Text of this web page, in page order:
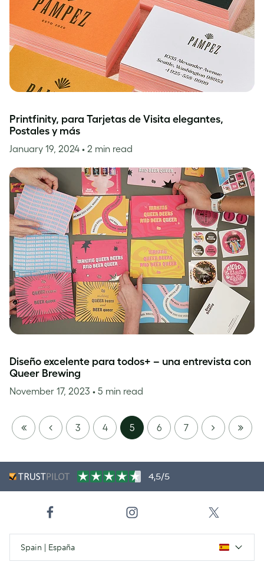
Printfinity, para Tarjetas de Visita elegantes,
Postales y más
January 19, 2024 • 2 min read
Diseño excelente para todos+ – una entrevista con
Queer Brewing
November 17, 2023 • 5 min read
FIRST
PAGE
PREVIOUS
3 4 5 6 7 NEXT
LAST
PAGE
4,5/5
Spain | España